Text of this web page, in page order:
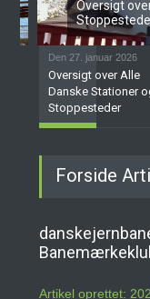
Oversigt
Den 27. januar 2026
Oversigt over Alle
Danske Stationer
Stoppesteder
Forside
Artikel oprettet: